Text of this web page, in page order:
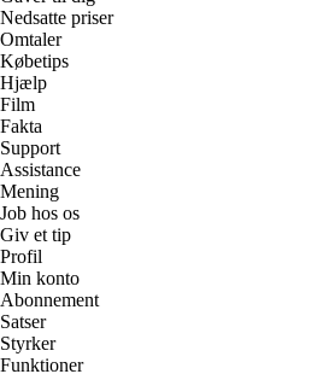
Nedsatte priser
Omtaler
Købetips
Hjælp
Film
Fakta
Support
Assistance
Mening
Job hos os
Giv et tip
Profil
Min konto
Abonnement
Satser
Styrker
Funktioner